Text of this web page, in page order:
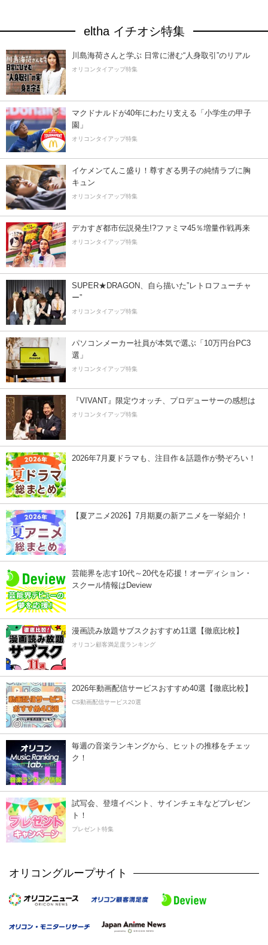
eltha イチオシ特集
川島海荷さんと学ぶ 日常に潜む“人身取引”のリアル
オリコンタイアップ特集
マクドナルドが40年にわたり支える「小学生の甲子
園」
オリコンタイアップ特集
イケメンてんこ盛り！尊すぎる男子の純情ラブに胸
キュン
オリコンタイアップ特集
デカすぎ都市伝説発生!?ファミマ45％増量作戦再来
オリコンタイアップ特集
SUPER★DRAGON、自ら描いた”レトロフューチャ
ー”
オリコンタイアップ特集
パソコンメーカー社員が本気で選ぶ「10万円台PC3
選」
オリコンタイアップ特集
『VIVANT』限定ウオッチ、プロデューサーの感想は
オリコンタイアップ特集
2026年7月夏ドラマも、注目作＆話題作が勢ぞろい！
【夏アニメ2026】7月期夏の新アニメを一挙紹介！
芸能界を志す10代～20代を応援！オーディション・
スクール情報はDeview
漫画読み放題サブスクおすすめ11選【徹底比較】
オリコン顧客満足度ランキング
2026年動画配信サービスおすすめ40選【徹底比較】
CS動画配信サービス20選
毎週の音楽ランキングから、ヒットの推移をチェッ
ク！
試写会、登壇イベント、サインチェキなどプレゼン
ト！
プレゼント特集
オリコングループサイト